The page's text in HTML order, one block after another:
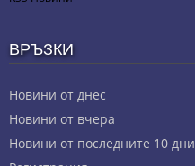
ВРЪЗКИ
Новини от днес
Новини от вчера
Новини от последните 10 дни